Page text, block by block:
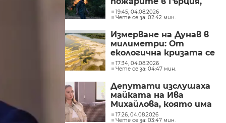
Испания и Нидерландия
19:45, 04.08.2026
Чете се за: 02:42 мин.
Измерване на Дунав в
милиметри: От
екологична кризата се
превръща в
икономическа
17:34, 04.08.2026
Чете се за: 04:47 мин.
Депутати изслушаха
майката на Ива
Михайлова, която има
забрана да се лекува у
17:26, 04.08.2026
Чете се за: 03:47 мин.